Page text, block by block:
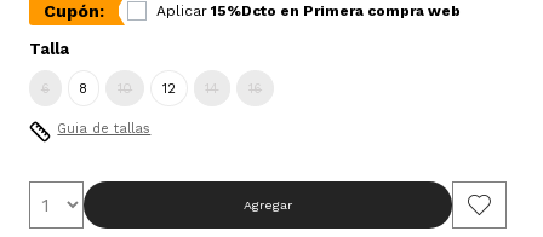
Cupón: Aplicar 15%Dcto en Primera compra web
Talla
6 8 10 12 14 16
Guia de tallas
Agregar